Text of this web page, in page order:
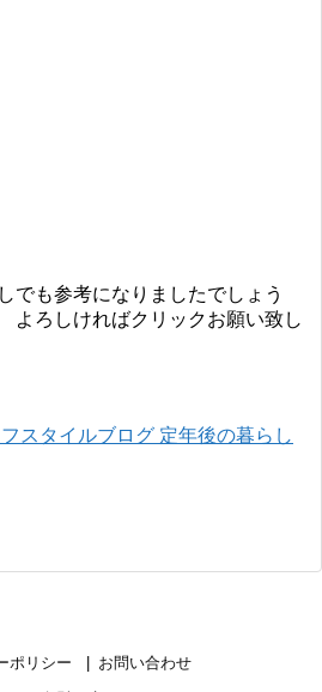
でも参考になりましたでしょう
ばクリックお願い致し
ポリシー
お問い合わせ